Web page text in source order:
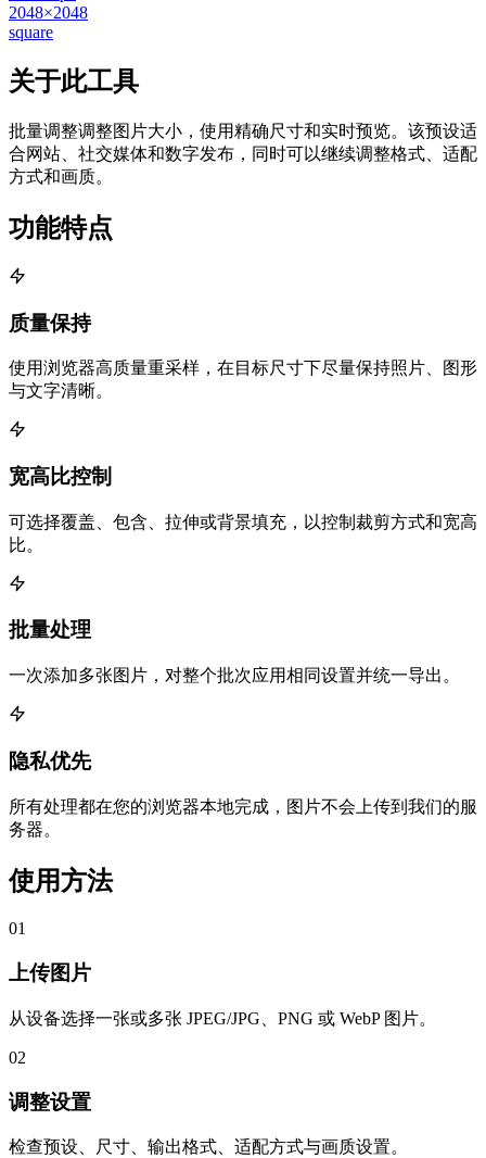
2048×2048
square
关于此工具
批量调整调整图片大小，使用精确尺寸和实时预览。该预设适
合网站、社交媒体和数字发布，同时可以继续调整格式、适配
方式和画质。
功能特点
质量保持
使用浏览器高质量重采样，在目标尺寸下尽量保持照片、图形
与文字清晰。
宽高比控制
可选择覆盖、包含、拉伸或背景填充，以控制裁剪方式和宽高
比。
批量处理
一次添加多张图片，对整个批次应用相同设置并统一导出。
隐私优先
所有处理都在您的浏览器本地完成，图片不会上传到我们的服
务器。
使用方法
01
上传图片
从设备选择一张或多张 JPEG/JPG、PNG 或 WebP 图片。
02
调整设置
检查预设、尺寸、输出格式、适配方式与画质设置。